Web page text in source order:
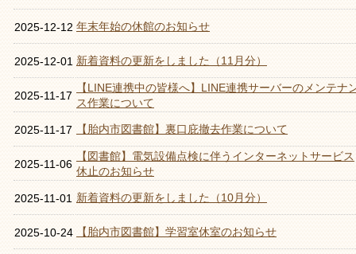
2025-12-12 年末年始の休館のお知らせ
2025-12-01 新着資料の更新をしました（11月分）
2025-11-17
【LINE連携中の皆様へ】LINE連携サーバーのメンテナ
ス作業について
2025-11-17 【胎内市図書館】裏口庇撤去作業について
2025-11-06
【図書館】電気設備点検に伴うインターネットサービス
休止のお知らせ
2025-11-01 新着資料の更新をしました（10月分）
2025-10-24 【胎内市図書館】学習室休室のお知らせ